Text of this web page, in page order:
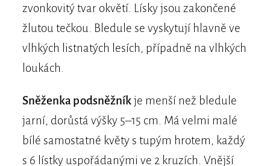
zvonkovitý tvar okvětí. Lísky jsou zakončené
žlutou tečkou. Bledule se vyskytují hlavně ve
vlhkých listnatých lesích, případně na vlhkých
loukách.
Sněženka podsněžníkje menší než bledule
jarní, dorůstá výšky 5–15 cm. Má velmi malé
bílé samostatné květy s tupým hrotem, každý
s 6 lístky uspořádanými ve 2 kruzích. Vnější